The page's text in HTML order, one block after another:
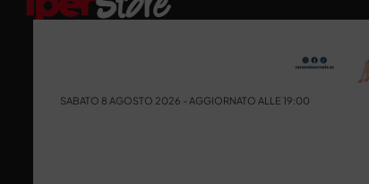
SABATO 8 AGOSTO 2026 - AGGIORNATO ALLE 19:00